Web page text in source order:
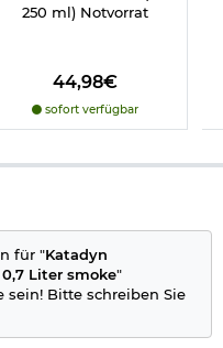
vereint kompaktes Design,
- die perfekte
ist abhängig von der
AC Flasche 0,7 Liter
und Aktivkohle
entfernt Gerüche und
250 ml) Notvorrat
44,98€
sofort verfügbar
für "Katadyn
Liter smoke"
sein! Bitte schreiben Sie